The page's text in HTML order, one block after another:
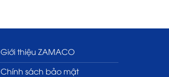
Giới thiệu ZAMACO
Chính sách bảo mật